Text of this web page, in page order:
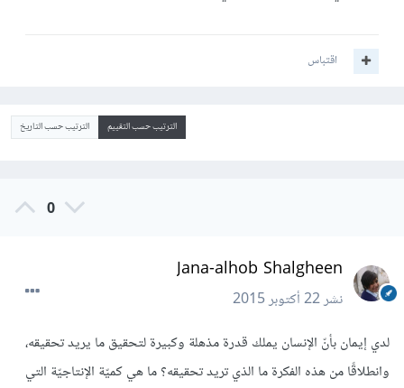
اقتباس
الترتيب حسب التقييم الترتيب حسب التاريخ
0
Jana-alhob Shalgheen
نشر22 أكتوبر 2015
لدي إيمان بأنّ الإنسان يملك قدرة مذهلة وكبيرة لتحقيق ما يريد تحقيقه،
وانطلاقًامن هذه الفكرة ما الذي تريد تحقيقه؟ ما هي كميّة الإنتاجيّة التي